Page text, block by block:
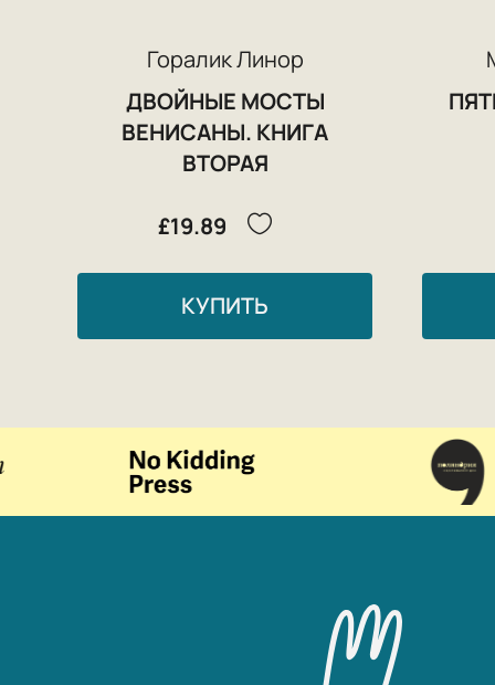
Горалик Линор
ДВОЙНЫЕ МОСТЫ
ВЕНИСАНЫ. КНИГА
ВТОРАЯ
£19.89
КУПИТЬ